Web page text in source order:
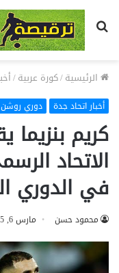
بحث
عن
الرئيسية/كورة عربية/
أخبار اتحاد جدة دوري
كريم
الاتحاد
في الدوري
محمود حسن مارس 6, 2025